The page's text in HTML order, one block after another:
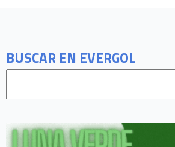
BUSCAR EN EVERGOL